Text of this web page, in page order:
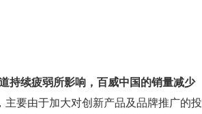
持续疲弱所影响，百威中国的销量减少
，主要由于加大对创新产品及品牌推广的投